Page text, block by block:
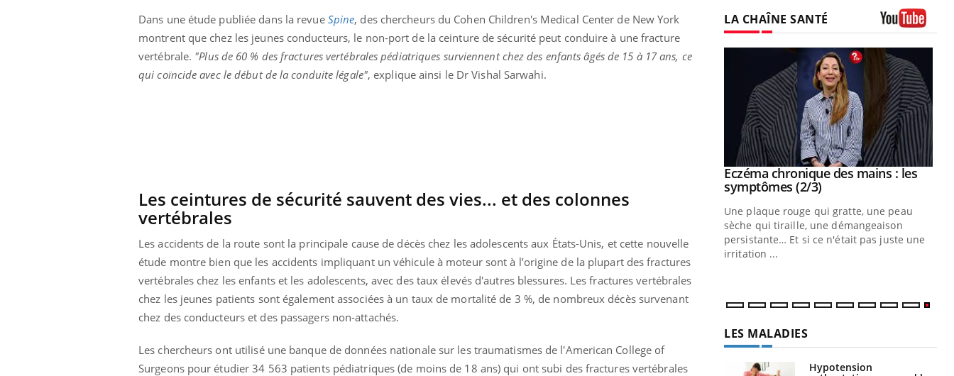
Dans une étude publiée dans la revue Spine, des chercheurs du Cohen Children's Medical Center de New York
montrent que chez les jeunes conducteurs, le non-port de la ceinture de sécurité peut conduire à une fracture
vertébrale. "Plus de 60 % des fractures vertébrales pédiatriques surviennent chez des enfants âgés de 15 à 17 ans, ce
qui coïncide avec le début de la conduite légale", explique ainsi le Dr Vishal Sarwahi.
Les ceintures de sécurité sauvent des vies... et des colonnes
vertébrales
Les accidents de la route sont la principale cause de décès chez les adolescents aux États-Unis, et cette nouvelle
étude montre bien que les accidents impliquant un véhicule à moteur sont à l’origine de la plupart des fractures
vertébrales chez les enfants et les adolescents, avec des taux élevés d'autres blessures. Les fractures vertébrales
chez les jeunes patients sont également associées à un taux de mortalité de 3 %, de nombreux décès survenant
chez des conducteurs et des passagers non-attachés.
Les chercheurs ont utilisé une banque de données nationale sur les traumatismes de l'American College of
Surgeons pour étudier 34 563 patients pédiatriques (de moins de 18 ans) qui ont subi des fractures vertébrales
LA CHAÎNE SANTÉ
Coup de food sur le diabète, c'est votre
nouveau rendez-vous culinaire qui
bouscule les idées reçues ! Dans cet
épisode, une ...
Docteur reçoivent Régis Blugeon, DRH et
directeur ...
comment protéger vos mains au quotidien
Youtube
Eczéma chronique des mains : les
symptômes (2/3)Youtube
Une plaque rouge qui gratte, une peau
sèche qui tiraille, une démangeaison
persistante… Et si ce n'était pas juste une
irritation ...
LES MALADIES
Hypotension